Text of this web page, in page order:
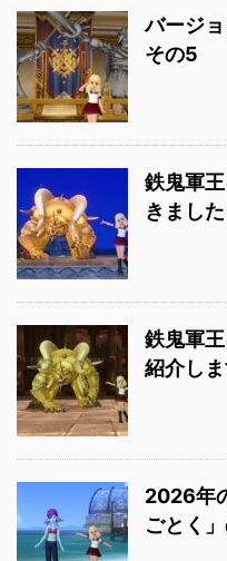
バージ
その5
鉄鬼軍
きました
鉄鬼軍
紹介し
2026年
ごとく